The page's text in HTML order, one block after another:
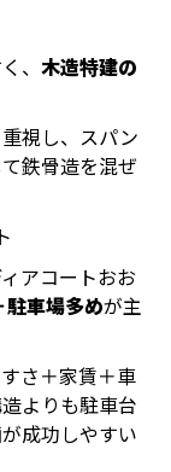
、 木造特建の
視し、スパン
鉄骨造を混ぜ
アコートおお
車場多めが主
さ＋家賃＋車
よりも駐車台
成功しやすい